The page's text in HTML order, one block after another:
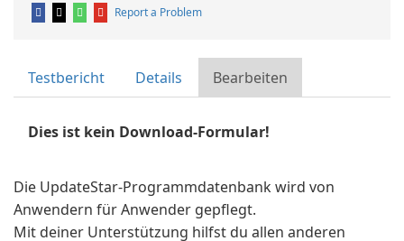
Report a Problem
Testbericht Details Bearbeiten
Dies ist kein Download-Formular!
Die UpdateStar-Programmdatenbank wird von
Anwendern für Anwender gepflegt.
Mit deiner Unterstützung hilfst du allen anderen